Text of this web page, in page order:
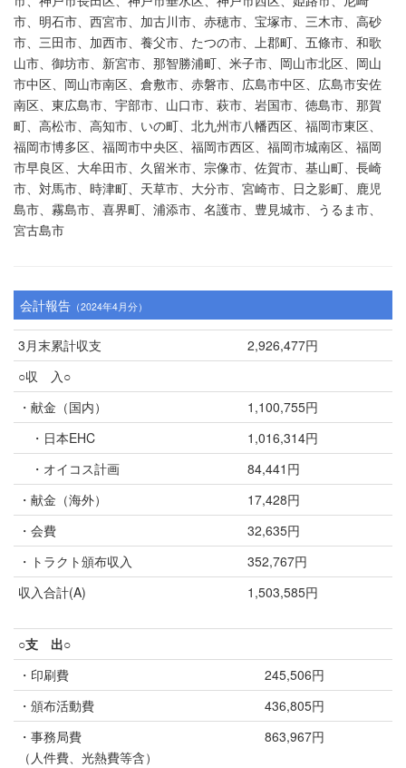
市、明石市、西宮市、加古川市、赤穂市、宝塚市、三木市、高砂
市、三田市、加西市、養父市、たつの市、上郡町、五條市、和歌
山市、御坊市、新宮市、那智勝浦町、米子市、岡山市北区、岡山
市中区、岡山市南区、倉敷市、赤磐市、広島市中区、広島市安佐
南区、東広島市、宇部市、山口市、萩市、岩国市、徳島市、那賀
町、高松市、高知市、いの町、北九州市八幡西区、福岡市東区、
福岡市博多区、福岡市中央区、福岡市西区、福岡市城南区、福岡
市早良区、大牟田市、久留米市、宗像市、佐賀市、基山町、長崎
市、対馬市、時津町、天草市、大分市、宮崎市、日之影町、鹿児
島市、霧島市、喜界町、浦添市、名護市、豊見城市、うるま市、
宮古島市
会計報告 （2024年4月分）
3月末累計収支
2,926,477円
○収 入○
・献金（国内）
1,100,755円
・日本EHC
1,016,314円
・オイコス計画
84,441円
・献金（海外）
17,428円
・会費
32,635円
・トラクト頒布収入
352,767円
収入合計(A)
1,503,585円
○支 出○
・印刷費
245,506円
・頒布活動費
436,805円
・事務局費
（人件費、光熱費等含）
863,967円